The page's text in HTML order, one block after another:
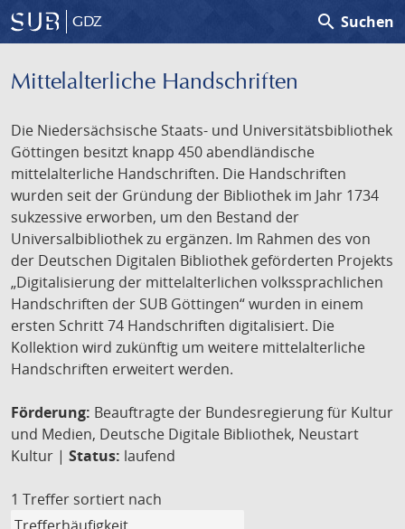
GDZ search Suchen
Mittelalterliche Handschriften
Die Niedersächsische Staats- und Universitätsbibliothek
Göttingen besitzt knapp 450 abendländische
mittelalterliche Handschriften. Die Handschriften
wurden seit der Gründung der Bibliothek im Jahr 1734
sukzessive erworben, um den Bestand der
Universalbibliothek zu ergänzen. Im Rahmen des von
der Deutschen Digitalen Bibliothek geförderten Projekts
„Digitalisierung der mittelalterlichen volkssprachlichen
Handschriften der SUB Göttingen“ wurden in einem
ersten Schritt 74 Handschriften digitalisiert. Die
Kollektion wird zukünftig um weitere mittelalterliche
Handschriften erweitert werden.
Förderung: Beauftragte der Bundesregierung für Kultur
und Medien, Deutsche Digitale Bibliothek, Neustart
Kultur | Status: laufend
1 Treffer sortiert nach